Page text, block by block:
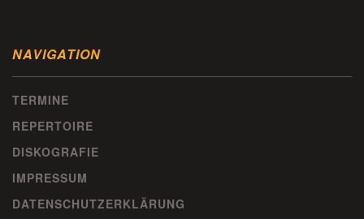
NAVIGATION
TERMINE
REPERTOIRE
DISKOGRAFIE
IMPRESSUM
DATENSCHUTZERKLÄRUNG